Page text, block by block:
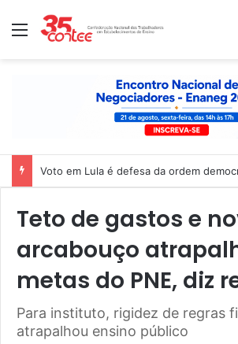
Menu
Nota de solidariedade ao povo
Teto de gastos e
arcabouço
metas do PNE, diz
Para instituto, rigidez de regras
atrapalhou ensino público